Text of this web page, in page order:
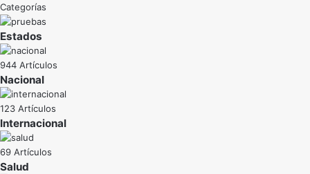
Categorías
Estados
944 Artículos
Nacional
123 Artículos
Internacional
69 Artículos
Salud